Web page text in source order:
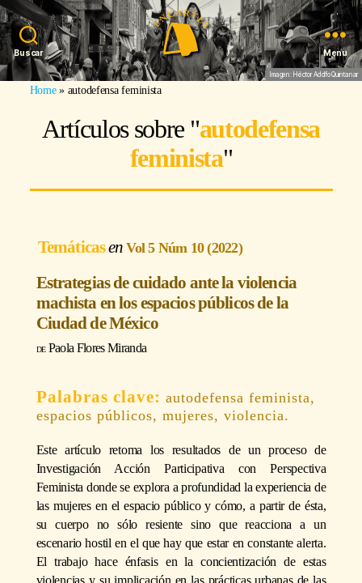
Buscar Menu
Imagen: Héctor Adolfo Quintanar
Home» autodefensa feminista
Artículos sobre "autodefensa
feminista"
Temáticas Vol 5 Núm 10 (2022)
Estrategias de cuidado ante la violencia
machista en los espacios públicos de la
Ciudad de México
Paola Flores Miranda
autodefensa feminista,
espacios públicos, mujeres, violencia.
Este artículo retoma los resultados de un proceso de
Investigación Acción Participativa con Perspectiva
Feminista donde se explora a profundidad la experiencia de
las mujeres en el espacio público y cómo, a partir de ésta,
su cuerpo no sólo resiente sino que reacciona a un
escenario hostil en el que hay que estar en constante alerta.
El trabajo hace énfasis en la concientización de estas
violencias y su implicación en las prácticas urbanas de las